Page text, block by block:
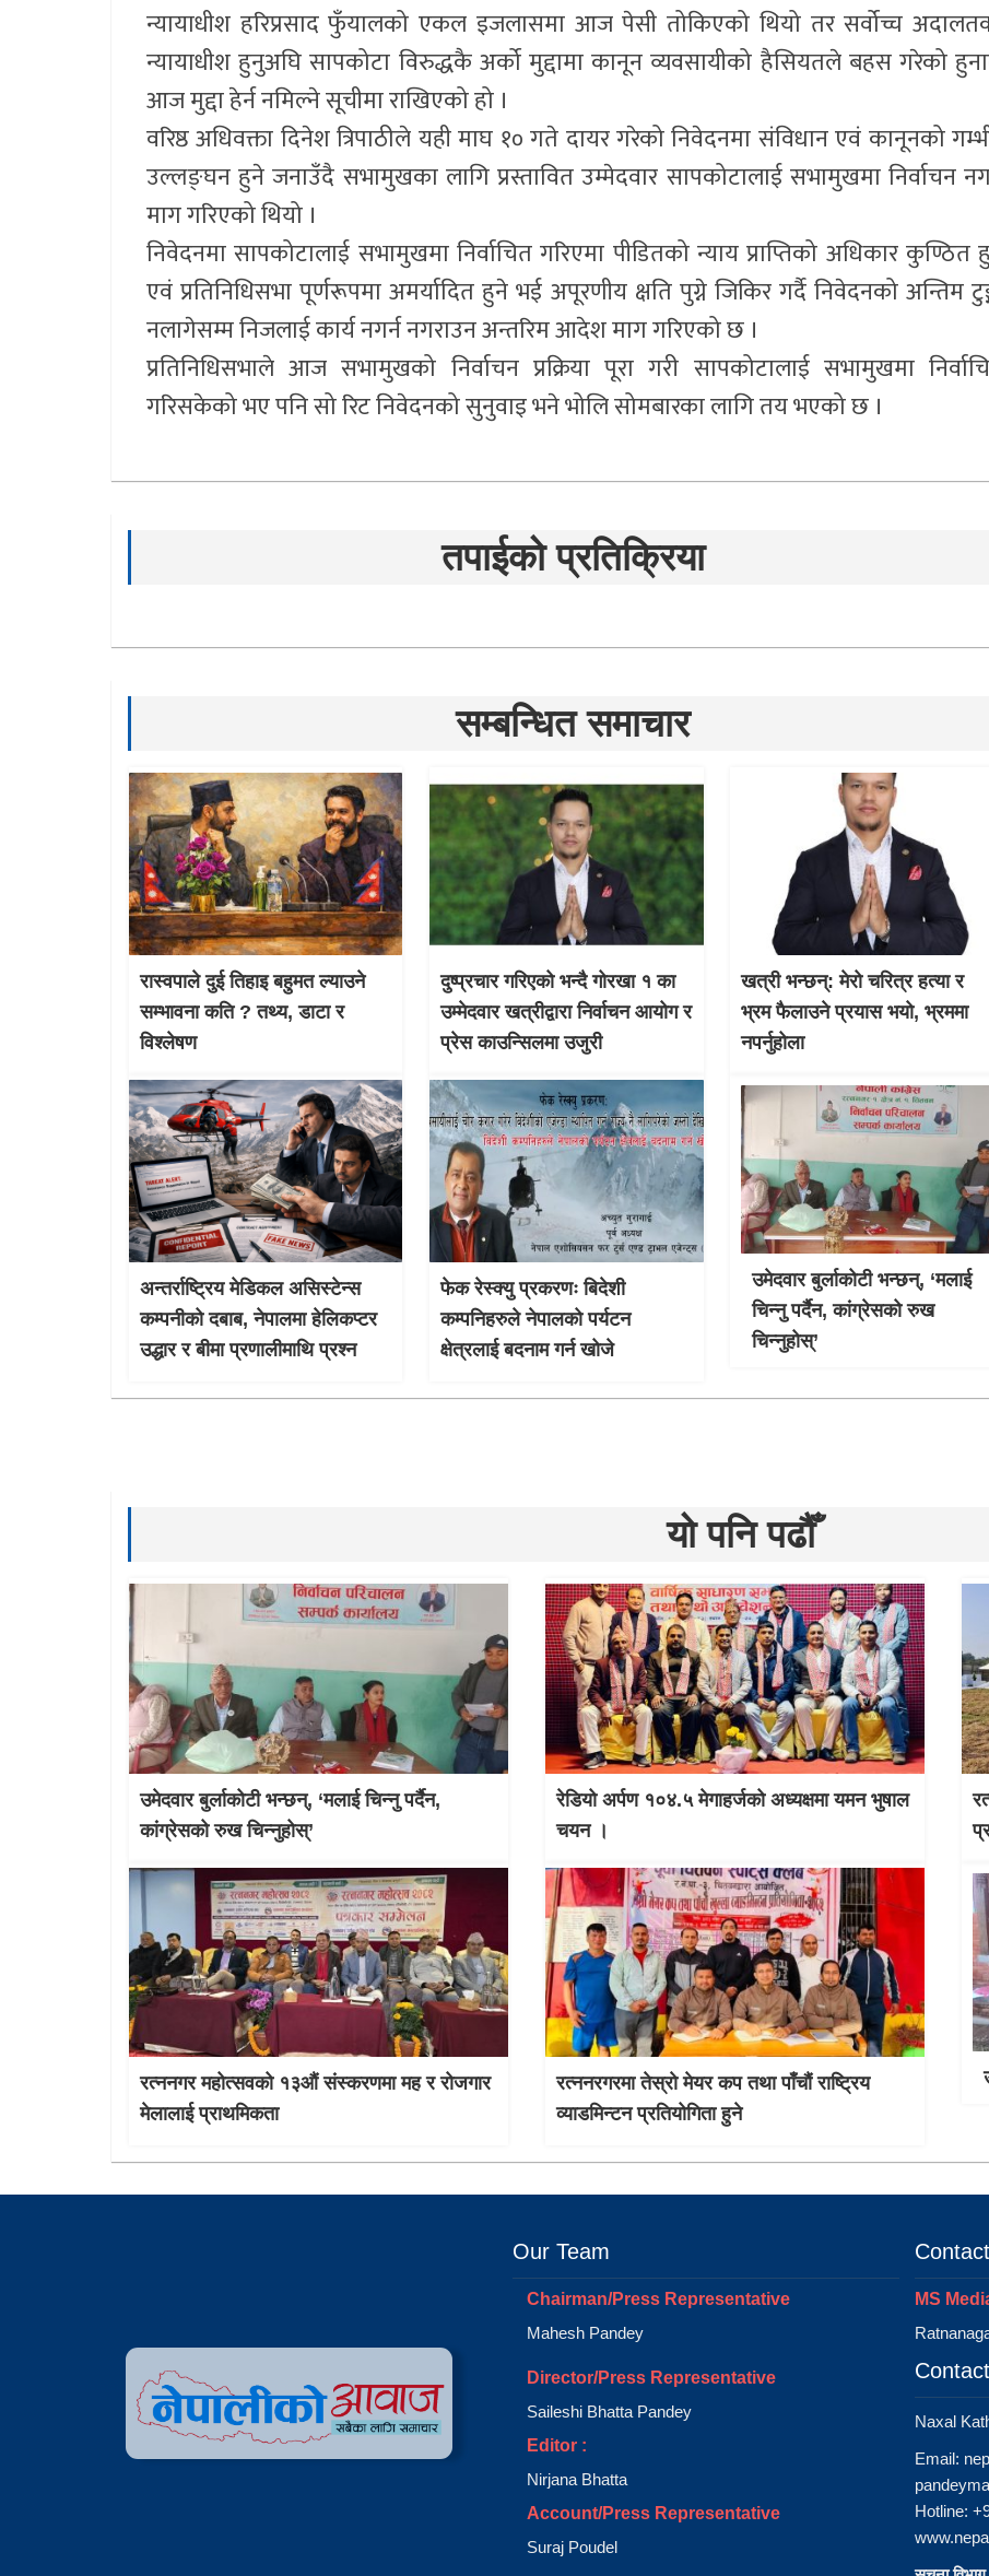
न्यायाधीश हरिप्रसाद फुँयालको एकल इजलासमा आज पेसी तोकिएको थियो तर सर्वोच्च
न्यायाधीश हुनुअघि सापकोटा विरुद्धकै अर्को मुद्दामा कानून व्यवसायीको हैसियतले बहस गरेको
आज मुद्दा हेर्न नमिल्ने सूचीमा राखिएको हो ।
वरिष्ठ अधिवक्ता दिनेश त्रिपाठीले यही माघ १० गते दायर गरेको निवेदनमा संविधान एवं कानूनको
उल्लङ्घन हुने जनाउँदै सभामुखका लागि प्रस्तावित उम्मेदवार सापकोटालाई सभामुखमा निर्वाचन
माग गरिएको थियो ।
निवेदनमा सापकोटालाई सभामुखमा निर्वाचित गरिएमा पीडितको न्याय प्राप्तिको अधिकार कुण्ठित
एवं प्रतिनिधिसभा पूर्णरूपमा अमर्यादित हुने भई अपूरणीय क्षति पुग्ने जिकिर गर्दै निवेदनको अन्तिम
नलागेसम्म निजलाई कार्य नगर्न नगराउन अन्तरिम आदेश माग गरिएको छ ।
प्रतिनिधिसभाले आज सभामुखको निर्वाचन प्रक्रिया पूरा गरी सापकोटालाई सभामुखमा
गरिसकेको भए पनि सो रिट निवेदनको सुनुवाइ भने भोलि सोमबारका लागि तय भएको छ ।
तपाईको प्रतिक्रिया
सम्बन्धित समाचार
रास्वपाले दुई तिहाइ बहुमत ल्याउने
सम्भावना कति ? तथ्य, डाटा र
विश्लेषण
दुष्प्रचार गरिएको भन्दै गोरखा १ का
उम्मेदवार खत्रीद्वारा निर्वाचन आयोग र
प्रेस काउन्सिलमा उजुरी
खत्री भन्छन्: मेरो चरित्र हत्या र
भ्रम फैलाउने प्रयास भयो, भ्रममा
नपर्नुहोला
अन्तर्राष्ट्रिय मेडिकल असिस्टेन्स
कम्पनीको दबाब, नेपालमा हेलिकप्टर
उद्धार र बीमा प्रणालीमाथि प्रश्न
फेक रेस्क्यु प्रकरणः बिदेशी
कम्पनिहरुले नेपालको पर्यटन
क्षेत्रलाई बदनाम गर्न खोजे
उमेदवार बुर्लाकोटी भन्छन्, ‘मलाई
चिन्नु पर्दैन, कांग्रेसको रुख
चिन्नुहोस्’
यो पनि पढौँ
उमेदवार बुर्लाकोटी भन्छन्, ‘मलाई चिन्नु पर्दैन,
कांग्रेसको रुख चिन्नुहोस्’
रेडियो अर्पण १०४.५ मेगाहर्जको अध्यक्षमा यमन भुषाल
चयन ।
रत्ननगर महोत्सवको १३औं संस्करणमा मह र रोजगार
मेलालाई प्राथमिकता
रत्ननरगरमा तेस्राे मेयर कप तथा पाँचौं राष्ट्रिय
व्याडमिन्टन प्रतियोगिता हुने
Our Team
Chairman/Press Representative
Mahesh Pandey
Director/Press Representative
Saileshi Bhatta Pandey
Editor :
Nirjana Bhatta
Account/Press Representative
Suraj Poudel
MS
Naxal
Email:
Hotline: